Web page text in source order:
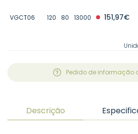
VGCT06 120 80 13000 151,97€
Pedido de informação
Descrição